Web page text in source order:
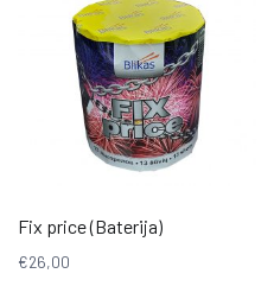
Fix price (Baterija)
€26,00